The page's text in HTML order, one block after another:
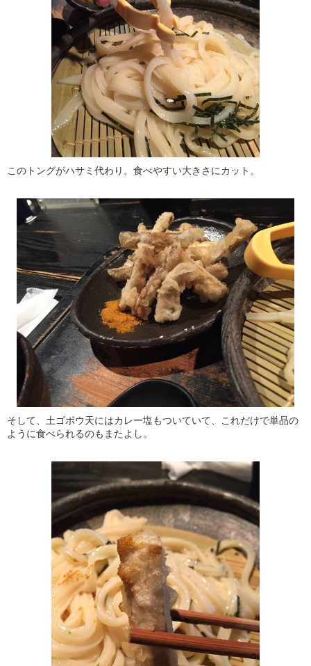
このトングがハサミ代わり。食べやすい大きさにカット。
そして、土ゴボウ天にはカレー塩もついていて、これだけで単品の
ように食べられるのもまたよし。